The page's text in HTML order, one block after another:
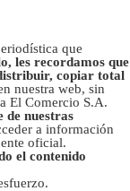
que
les recordamos que
copiar total
nuestra web, sin
El Comercio S.A.
de nuestras
a información
oficial.
el contenido